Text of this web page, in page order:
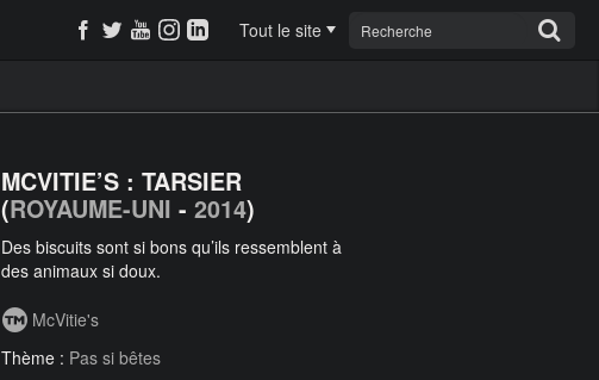
Tout le site
MCVITIE’S : TARSIER
(ROYAUME-UNI - 2014)
Des biscuits sont si bons qu’ils ressemblent à
des animaux si doux.
McVitie's
Thème : Pas si bêtes